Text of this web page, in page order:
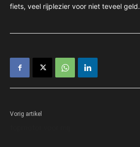
fiets, veel rijplezier voor niet teveel geld.
Vorig artikel